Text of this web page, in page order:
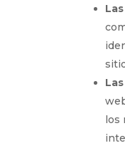
los